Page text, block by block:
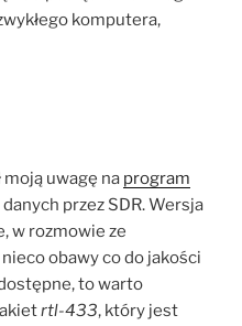
komputera,
moją uwagę na program
przez SDR. Wersja
w rozmowie ze
obawy co do jakości
to warto
rtl-433, który jest